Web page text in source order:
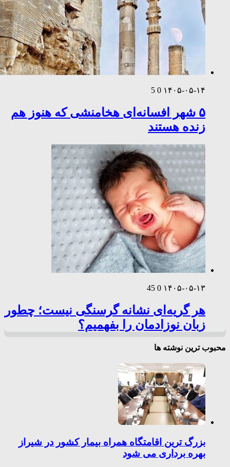
۱۴۰۵-۰۵-۱۴ 0
5
۵ شهر افسانه‌ای هخامنشی که هنوز هم
زنده هستند
۱۴۰۵-۰۵-۱۳ 0
45
هر گریه‌ای نشانه گرسنگی نیست؛ چطور
زبان نوزادمان را بفهمیم؟
محبوب ترین نوشته ها
بزرگ ترین اقامتگاه همراه بیمار کشور در شیراز
بهره برداری می شود